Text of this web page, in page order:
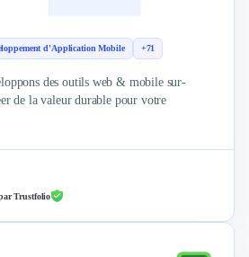
d'Application Mobile +71
des outils web & mobile sur-
de la valeur durable pour votre
Trustfolio